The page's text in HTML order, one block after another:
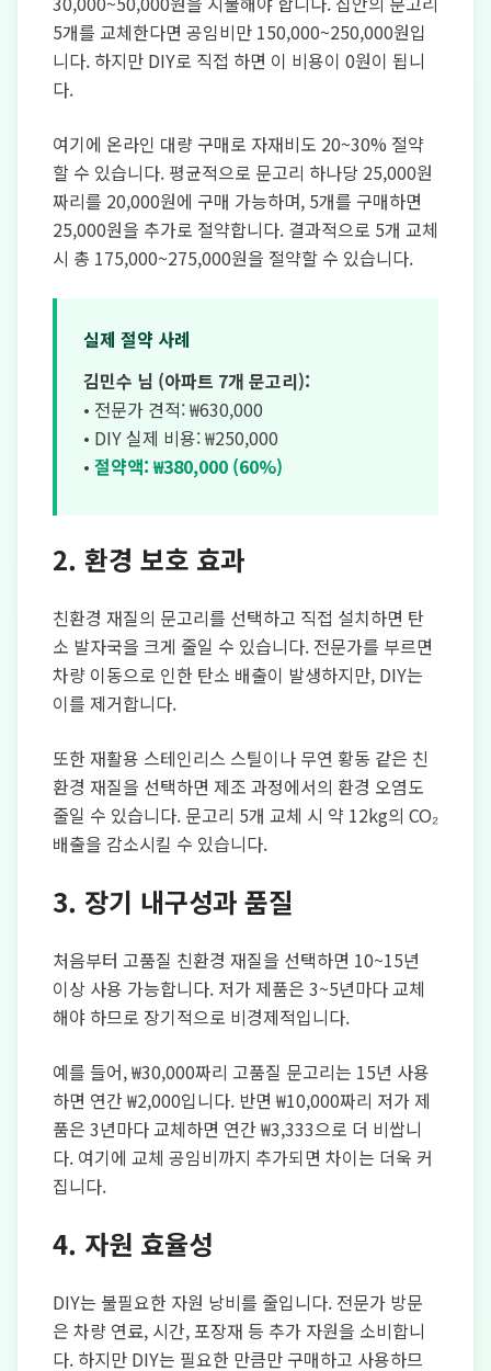
5개를 교체한다면 공임비만 150,000~250,000원입
니다. 하지만 DIY로 직접 하면 이 비용이 0원이 됩니
다.
여기에 온라인 대량 구매로 자재비도 20~30% 절약
할 수 있습니다. 평균적으로 문고리 하나당 25,000원
짜리를 20,000원에 구매 가능하며, 5개를 구매하면
25,000원을 추가로 절약합니다. 결과적으로 5개 교체
시 총 175,000~275,000원을 절약할 수 있습니다.
실제 절약 사례
김민수 님 (아파트 7개 문고리):
• 전문가 견적: ₩630,000
• DIY 실제 비용: ₩250,000
• 절약액: ₩380,000 (60%)
2. 환경 보호 효과
친환경 재질의 문고리를 선택하고 직접 설치하면 탄
소 발자국을 크게 줄일 수 있습니다. 전문가를 부르면
차량 이동으로 인한 탄소 배출이 발생하지만, DIY는
이를 제거합니다.
또한 재활용 스테인리스 스틸이나 무연 황동 같은 친
환경 재질을 선택하면 제조 과정에서의 환경 오염도
줄일 수 있습니다. 문고리 5개 교체 시 약 12kg의 CO₂
배출을 감소시킬 수 있습니다.
3. 장기 내구성과 품질
처음부터 고품질 친환경 재질을 선택하면 10~15년
이상 사용 가능합니다. 저가 제품은 3~5년마다 교체
해야 하므로 장기적으로 비경제적입니다.
예를 들어, ₩30,000짜리 고품질 문고리는 15년 사용
하면 연간 ₩2,000입니다. 반면 ₩10,000짜리 저가 제
품은 3년마다 교체하면 연간 ₩3,333으로 더 비쌉니
다. 여기에 교체 공임비까지 추가되면 차이는 더욱 커
집니다.
4. 자원 효율성
DIY는 불필요한 자원 낭비를 줄입니다. 전문가 방문
은 차량 연료, 시간, 포장재 등 추가 자원을 소비합니
다. 하지만 DIY는 필요한 만큼만 구매하고 사용하므